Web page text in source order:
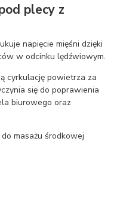
plecy z
napięcie mięśni dzięki
w odcinku lędźwiowym.
cyrkulację powietrza za
się do poprawienia
biurowego oraz
masażu środkowej